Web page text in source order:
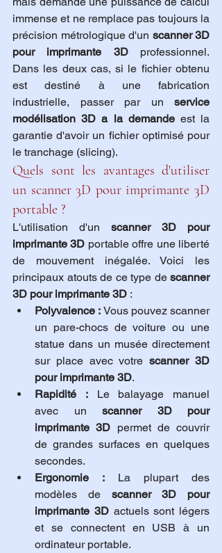
immense et ne remplace pas toujours la
précision métrologique d'un scanner 3D
pour imprimante 3D professionnel.
Dans les deux cas, si le fichier obtenu
est destiné à une fabrication
industrielle, passer par un service
modélisation 3D a la demande est la
garantie d'avoir un fichier optimisé pour
le tranchage (slicing).
Quels sont les avantages d'utiliser
un scanner 3D pour imprimante 3D
portable ?
L'utilisation d'un scanner 3D pour
imprimante 3D portable offre une liberté
de mouvement inégalée. Voici les
principaux atouts de ce type de scanner
3D pour imprimante 3D :
Polyvalence : Vous pouvez scanner
un pare-chocs de voiture ou une
statue dans un musée directement
sur place avec votre scanner 3D
pour imprimante 3D.
Rapidité : Le balayage manuel
avec un scanner 3D pour
imprimante 3D permet de couvrir
de grandes surfaces en quelques
secondes.
Ergonomie : La plupart des
modèles de scanner 3D pour
imprimante 3D actuels sont légers
et se connectent en USB à un
ordinateur portable.